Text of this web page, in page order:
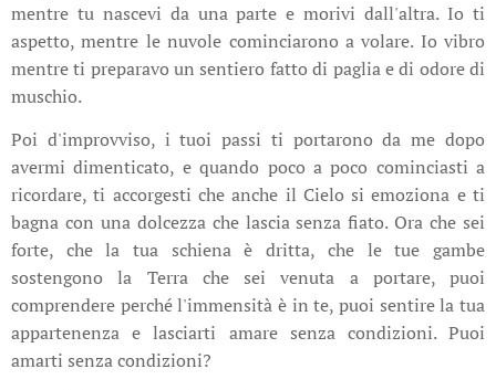
mentre tu nascevi da una parte e morivi dall'altra. Io ti
aspetto, mentre le nuvole cominciarono a volare. Io vibro
mentre ti preparavo un sentiero fatto di paglia e di odore di
muschio.
Poi d'improvviso, i tuoi passi ti portarono da me dopo
avermi dimenticato, e quando poco a poco cominciasti a
ricordare, ti accorgesti che anche il Cielo si emoziona e ti
bagna con una dolcezza che lascia senza fiato. Ora che sei
forte, che la tua schiena è dritta, che le tue gambe
sostengono la Terra che sei venuta a portare, puoi
comprendere perché l'immensità è in te, puoi sentire la tua
appartenenza e lasciarti amare senza condizioni. Puoi
amarti senza condizioni?